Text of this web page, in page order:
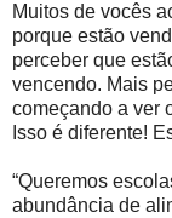
Muitos de vocês
porque estão
perceber que
vencendo. Mais
começando a ver
Isso é diferente!
“Queremos
abundância de